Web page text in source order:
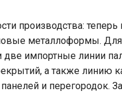
производства: теперь
металлоформы.
две импортные линии
а также линию
и перегородок.